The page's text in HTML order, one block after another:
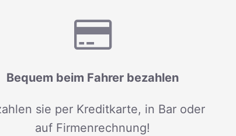
Bequem beim Fahrer bezahlen
sie per Kreditkarte, in Bar oder
auf Firmenrechnung!